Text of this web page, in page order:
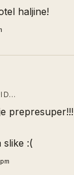
haljine!
prepresuper!!!
slike :(